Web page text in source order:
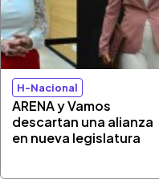
H-Nacional
ARENA y Vamos
descartan una alianza
en nueva legislatura